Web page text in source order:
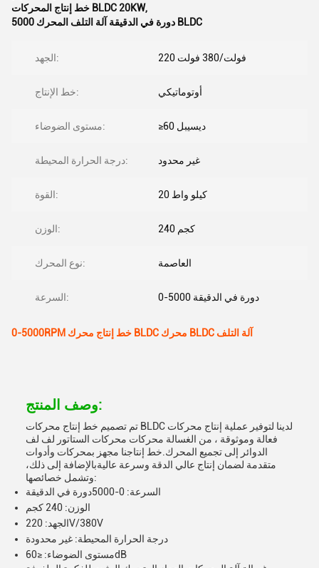
خط إنتاج المحركات BLDC 20KW,
5000 دورة في الدقيقة آلة التلف المحرك BLDC
الجهد: 220 فولت/380 فولت
خط الإنتاج: أوتوماتيكي
مستوى الضوضاء: ≥60 ديسيبل
درجة الحرارة المحيطة: غير محدود
القوة: 20 كيلو واط
الوزن: 240 كجم
نوع المحرك: العاصمة
السرعة: 0-5000 دورة في الدقيقة
0-5000RPM خط إنتاج محرك BLDC محرك BLDC آلة التلف
وصف المنتج:
تم تصميم خط إنتاج محركات BLDC لدينا لتوفير عملية إنتاج محركات
فعالة وموثوقة ، من الغسالة محركات محركات الستاتور لف لف
الدوائر إلى تجميع المحرك.خط إنتاجنا مجهز بمحركات وأدوات
متقدمة لضمان إنتاج عالي الدقة وسرعة عاليةبالإضافة إلى ذلك،
وتشمل خصائصها:
السرعة: 0-5000دورة في الدقيقة
الوزن: 240 كجم
الجهد: 220V/380V
درجة الحرارة المحيطة: غير محدودة
مستوى الضوضاء: ≤60dB